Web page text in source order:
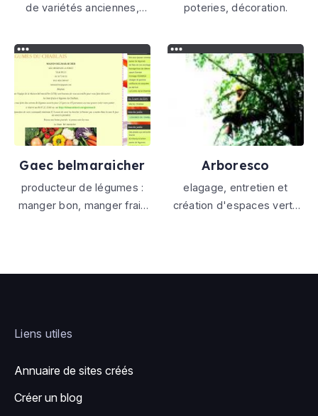
de variétés anciennes,
production de fruits et
légumes en 3ème année
de conversion vers
l'agriculture biologique
poteries, décoration.
Gaec belmaraicher
producteur de légumes :
manger bon, manger frais
Arboresco
elagage, entretien et
création d'espaces verts
Liens utiles
Annuaire de sites créés
Créer un blog